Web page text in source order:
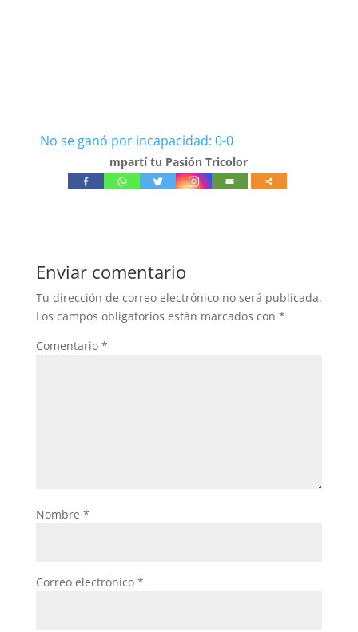
No se ganó por incapacidad: 0-0
mpartí tu Pasión Tricolor
Enviar comentario
Tu dirección de correo electrónico no será publicada.
Los campos obligatorios están marcados con *
Comentario *
Nombre *
Correo electrónico *